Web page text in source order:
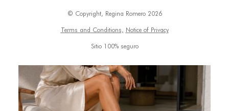
© Copyright, Regina Romero 2026
Terms and Conditions, Notice of Privacy
Sitio 100% seguro